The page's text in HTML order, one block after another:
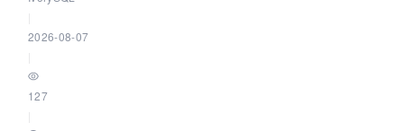
2026-08-07
127